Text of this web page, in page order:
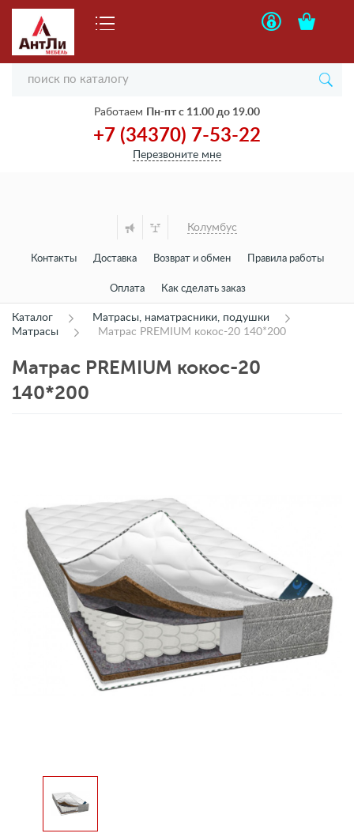
Работаем Пн-пт с 11.00 до 19.00
+7 (34370) 7-53-22
Перезвоните мне
Колумбус
Контакты Доставка Возврат и обмен Правила работы
Оплата Как сделать заказ
Каталог
Матрасы, наматрасники, подушки
Матрасы
Матрас PREMIUM кокос-20 140*200
Матрас PREMIUM кокос-20
140*200